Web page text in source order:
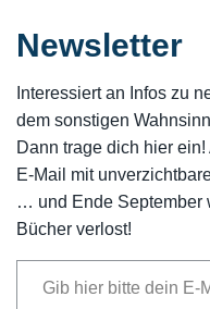
Newsletter
Interessiert an Infos zu
dem sonstigen
Dann trage dich hier
E-Mail mit
… und Ende September
Bücher verlost!
Gib hier bitte dein E-